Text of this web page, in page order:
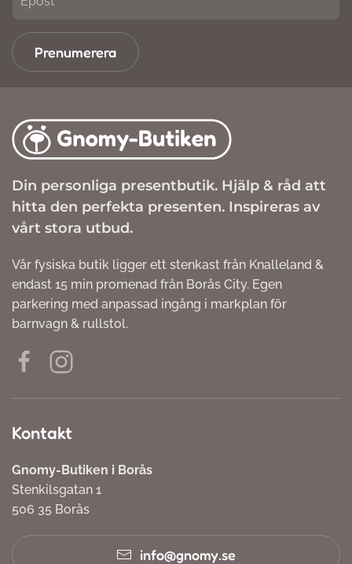
Prenumerera
Din personliga presentbutik. Hjälp & råd att
hitta den perfekta presenten. Inspireras av
vårt stora utbud.
Vår fysiska butik ligger ett stenkast från Knalleland &
endast 15 min promenad från Borås City. Egen
parkering med anpassad ingång i markplan för
barnvagn & rullstol.
Kontakt
Gnomy-Butiken i Borås
Stenkilsgatan 1
506 35 Borås
info@gnomy.se